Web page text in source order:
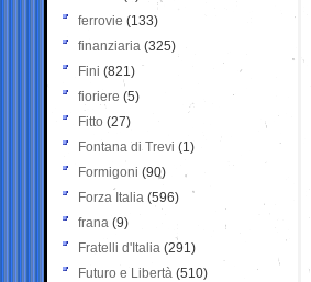
ferrovie (133)
finanziaria (325)
Fini (821)
fioriere (5)
Fitto (27)
Fontana di Trevi (1)
Formigoni (90)
Forza Italia (596)
frana (9)
Fratelli d'Italia (291)
Futuro e Libertà (510)